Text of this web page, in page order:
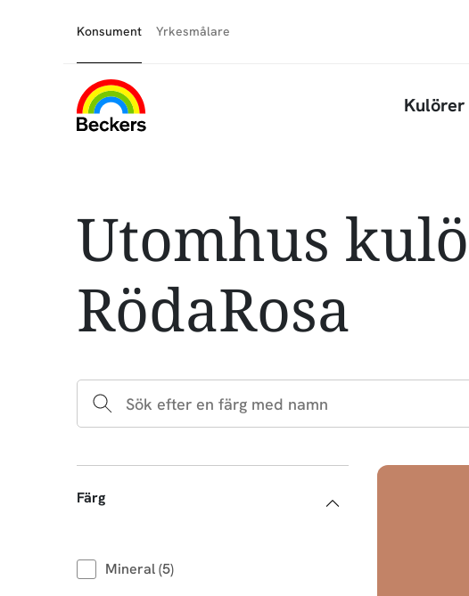
Konsument Yrkesmålare
Kulörer
Utomhus
RödaRosa
Färg
Mineral (5)